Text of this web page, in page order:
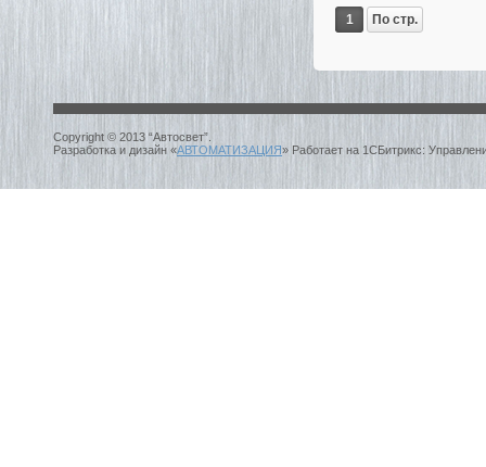
1 По стр.
Copyright © 2013 “Автосвет”.
Разработка и дизайн «АВТОМАТИЗАЦИЯ» Работает на 1СБитрикс: